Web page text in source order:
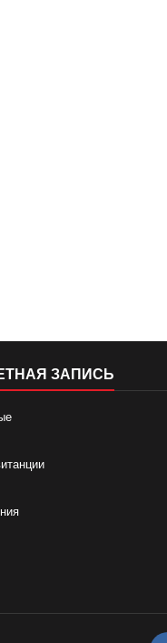
ЗАПИСЬ